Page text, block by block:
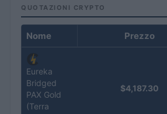
QUOTAZIONI CRYPTO
Nome Prezzo
Eureka
Bridged
PAX Gold
(Terra
$4,187.30